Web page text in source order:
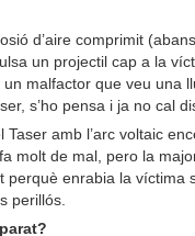
d’aire comprimit
un projectil cap a la
malfactor que veu una
s’ho pensa i ja no cal
amb l’arc voltaic
molt de mal, pero la
perquè enrabia la víctima
perillós.